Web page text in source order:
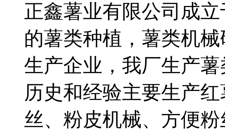
正鑫薯业有限公司成
的薯类种植，薯类机
生产企业，我厂生产
历史和经验主要生产
丝、粉皮机械、方便